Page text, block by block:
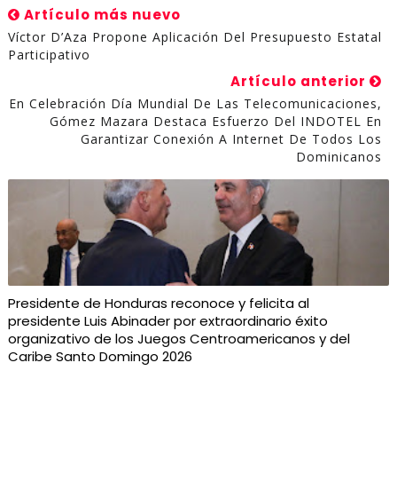
Artículo más nuevo
Víctor D’Aza Propone Aplicación Del Presupuesto Estatal
Participativo
Artículo anterior
En Celebración Día Mundial De Las Telecomunicaciones,
Gómez Mazara Destaca Esfuerzo Del INDOTEL En
Garantizar Conexión A Internet De Todos Los
Dominicanos
Presidente de Honduras reconoce y felicita al
presidente Luis Abinader por extraordinario éxito
organizativo de los Juegos Centroamericanos y del
Caribe Santo Domingo 2026